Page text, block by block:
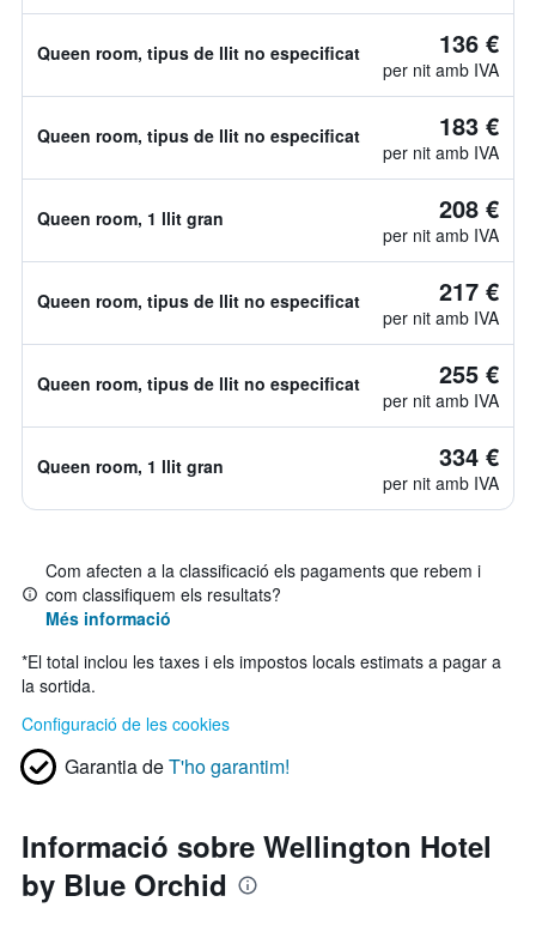
Queen room, tipus de llit no especificat 136 €
per nit amb IVA
Queen room, tipus de llit no especificat 183 €
per nit amb IVA
Queen room, 1 llit gran 208 €
per nit amb IVA
Queen room, tipus de llit no especificat 217 €
per nit amb IVA
Queen room, tipus de llit no especificat 255 €
per nit amb IVA
Queen room, 1 llit gran 334 €
per nit amb IVA
Com afecten a la classificació els pagaments que rebem i
com classifiquem els resultats?
Més informació
*El total inclou les taxes i els impostos locals estimats a pagar a
la sortida.
Configuració de les cookies
Garantia deT'ho garantim!
Informació sobre Wellington Hotel
by Blue Orchid